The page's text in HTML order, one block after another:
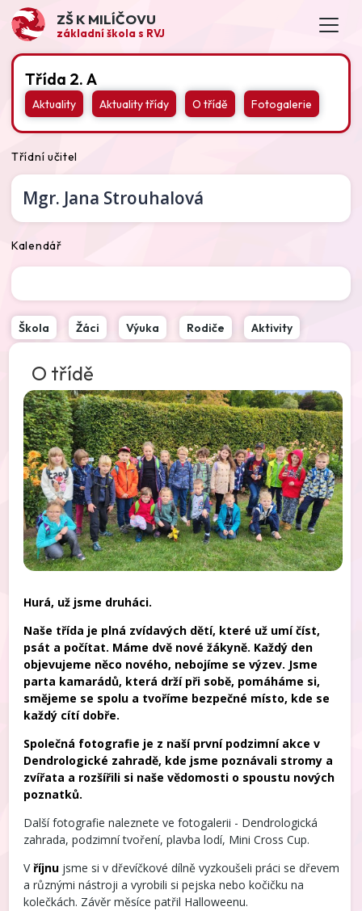
ZŠ K MILÍČOVU
základní škola s RVJ
Třída 2. A
Aktuality Aktuality třídy O třídě Fotogalerie
Třídní učitel
Mgr. Jana Strouhalová
Kalendář
Škola Žáci Výuka Rodiče Aktivity
O třídě
Hurá, už jsme druháci.
Naše třída je plná zvídavých dětí, které už umí číst,
psát a počítat. Máme dvě nové žákyně. Každý den
objevujeme něco nového, nebojíme se výzev. Jsme
parta kamarádů, která drží při sobě, pomáháme si,
smějeme se spolu a tvoříme bezpečné místo, kde se
každý cítí dobře.
Společná fotografie je z naší první podzimní akce v
Dendrologické zahradě, kde jsme poznávali stromy a
zvířata a rozšířili si naše vědomosti o spoustu nových
poznatků.
Další fotografie naleznete ve fotogalerii - Dendrologická
zahrada, podzimní tvoření, plavba lodí, Mini Cross Cup.
Vříjnujsme si v dřevíčkové dílně vyzkoušeli práci se dřevem
a různými nástroji a vyrobili si pejska nebo kočičku na
kolečkách. Závěr měsíce patřil Halloweenu.